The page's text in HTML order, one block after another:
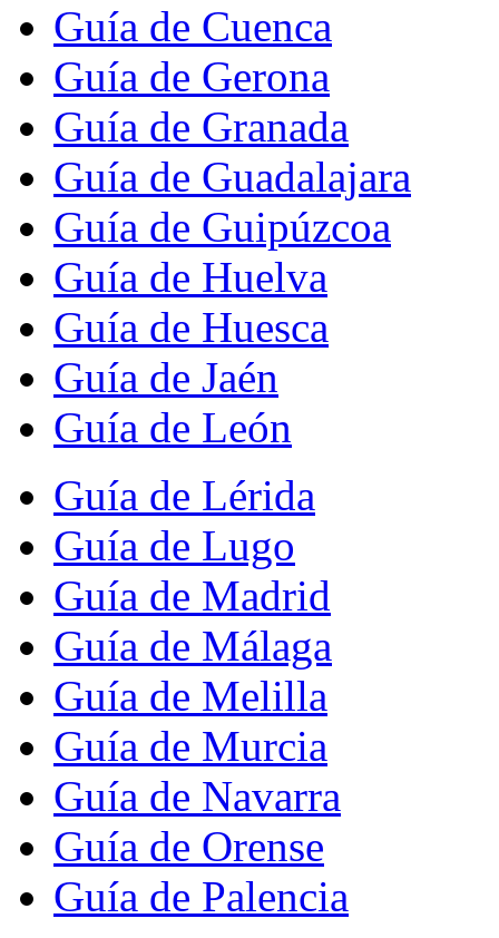
Guía de Cuenca
Guía de Gerona
Guía de Granada
Guía de Guadalajara
Guía de Guipúzcoa
Guía de Huelva
Guía de Huesca
Guía de Jaén
Guía de León
Guía de Lérida
Guía de Lugo
Guía de Madrid
Guía de Málaga
Guía de Melilla
Guía de Murcia
Guía de Navarra
Guía de Orense
Guía de Palencia